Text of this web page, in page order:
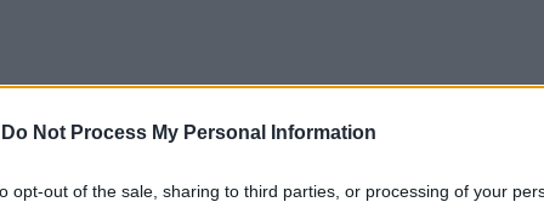
Do Not Process My Personal Information
opt-out of the sale, sharing to third parties, or processing of your
Nuno Pinheiro, explicou que este foi o